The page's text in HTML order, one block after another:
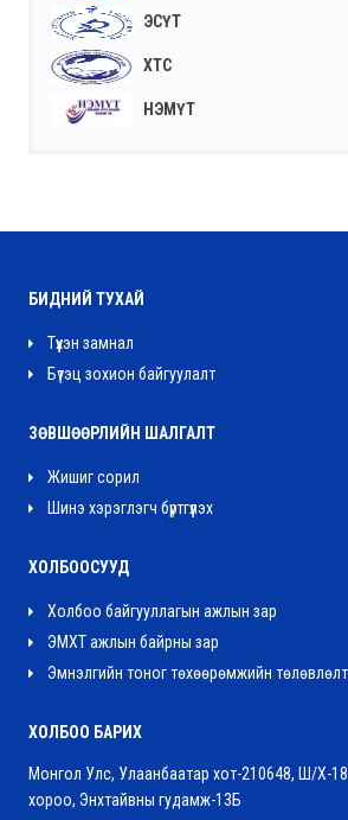
ЭСҮТ
ХТС
НЭМҮТ
БИДНИЙ ТУХАЙ
Түүхэн замнал
Бүтэц зохион байгуулалт
ЗӨВШӨӨРЛИЙН ШАЛГАЛТ
Жишиг сорил
Шинэ хэрэглэгч бүртгүүлэх
ХОЛБООСУУД
Холбоо байгууллагын ажлын зар
ЭМХТ ажлын байрны зар
Эмнэлгийн тоног төхөөрөмжийн
ХОЛБОО БАРИХ
Монгол Улс, Улаанбаатар хот-210648, Ш/Х-187,
хороо, Энхтайвны гудамж-13Б